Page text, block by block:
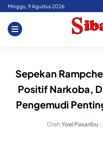
Skip
content
Minggu, 9 Agustus 2026
Sepekan
Positif Narkoba,
Pengemudi
Oleh Yoel Pasaribu -